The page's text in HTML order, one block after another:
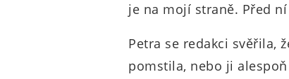
je na mojí straně. Před ní
Petra se redakci svěřila,
pomstila, nebo ji